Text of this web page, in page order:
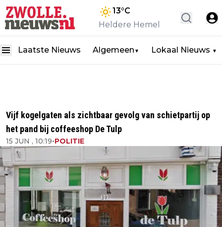
13°C
Heldere Hemel
Laatste Nieuws Algemeen ▼ Lokaal Nieuws ▼
Vijf kogelgaten als zichtbaar gevolg van schietpartij op
het pand bij coffeeshop De Tulp
15 JUN , 10:19•POLITIE